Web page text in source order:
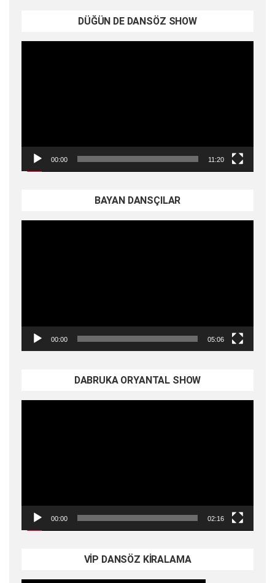
DÜĞÜN DE DANSÖZ SHOW
00:00 11:20
BAYAN DANSÇILAR
00:00 05:06
DABRUKA ORYANTAL SHOW
00:00 02:16
VİP DANSÖZ KİRALAMA